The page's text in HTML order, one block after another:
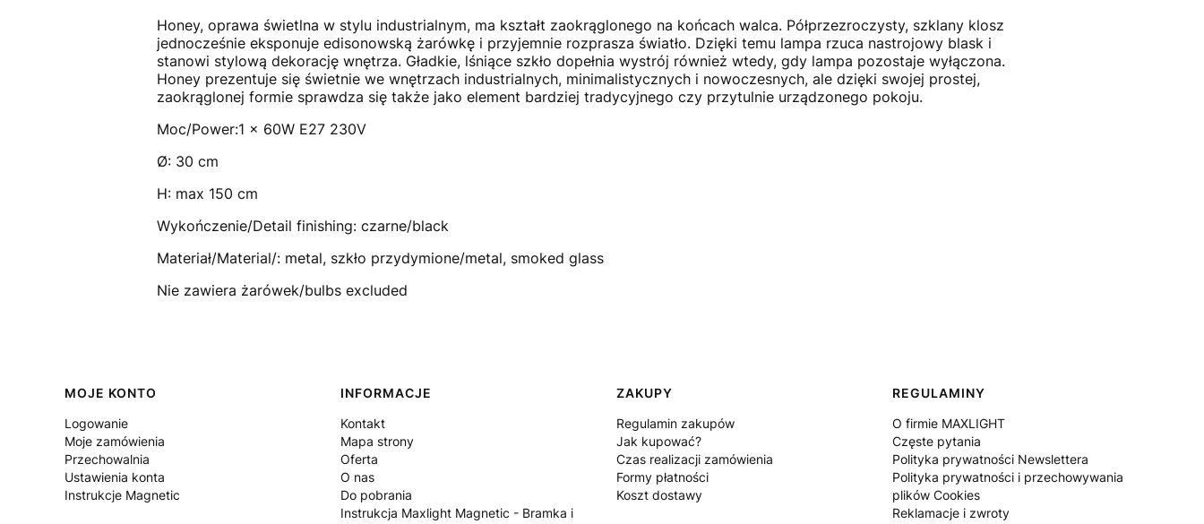
Honey, oprawa świetlna w stylu industrialnym, ma kształt zaokrąglonego na końcach walca. Półprzezroczysty, szklany klosz
jednocześnie eksponuje edisonowską żarówkę i przyjemnie rozprasza światło. Dzięki temu lampa rzuca nastrojowy blask i
stanowi stylową dekorację wnętrza. Gładkie, lśniące szkło dopełnia wystrój również wtedy, gdy lampa pozostaje wyłączona.
Honey prezentuje się świetnie we wnętrzach industrialnych, minimalistycznych i nowoczesnych, ale dzięki swojej prostej,
zaokrąglonej formie sprawdza się także jako element bardziej tradycyjnego czy przytulnie urządzonego pokoju.
Moc/Power:1 x 60W E27 230V
Ø: 30 cm
H: max 150 cm
Wykończenie/Detail finishing: czarne/black
Materiał/Material/: metal, szkło przydymione/metal, smoked glass
Nie zawiera żarówek/bulbs excluded
Linki w stopce
MOJE KONTO
Logowanie
Moje zamówienia
Przechowalnia
Ustawienia konta
Instrukcje Magnetic
INFORMACJE
Kontakt
Mapa strony
Oferta
O nas
Do pobrania
Instrukcja Maxlight Magnetic - Bramka i
ZAKUPY
Regulamin zakupów
Jak kupować?
Czas realizacji zamówienia
Formy płatności
Koszt dostawy
REGULAMINY
O firmie MAXLIGHT
Częste pytania
Polityka prywatności Newslettera
Polityka prywatności i przechowywania
plików Cookies
Reklamacje i zwroty